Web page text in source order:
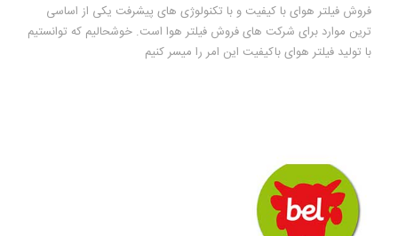
فروش فیلتر هوای با کیفیت و با تکنولوژی های پیشرفت یکی از اساسی
ترین موارد برای شرکت های فروش فیلتر هوا است. خوشحالیم که توانستیم
با تولید فیلتر هوای باکیفیت این امر را میسر کنیم